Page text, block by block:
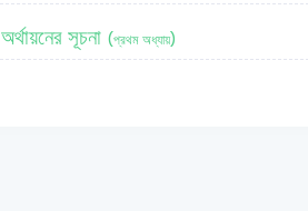
অর্থায়নের সূচনা (প্রথম অধ্যায়)